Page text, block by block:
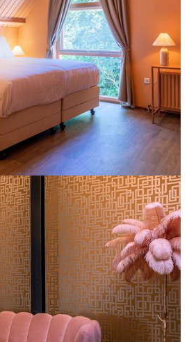
Domburg
Zwolle